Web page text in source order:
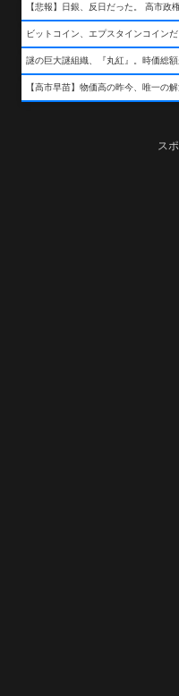
【悲報】日銀、反日だった。 高市政
ビットコイン、エプスタインコイン
ス